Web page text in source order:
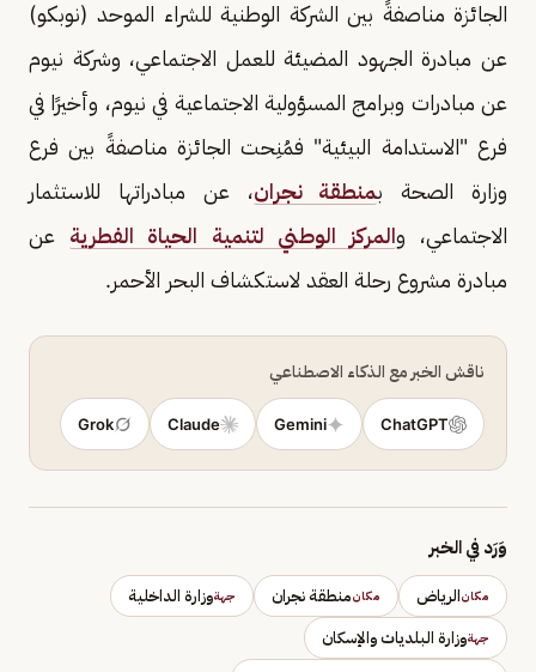
الجائزة مناصفةً بين الشركة الوطنية للشراء الموحد (نوبكو)
عن مبادرة الجهود المضيئة للعمل الاجتماعي، وشركة نيوم
عن مبادرات وبرامج المسؤولية الاجتماعية في نيوم، وأخيرًا في
فرع "الاستدامة البيئية" فمُنِحت الجائزة مناصفةً بين فرع
وزارة الصحة بمنطقة نجران، عن مبادراتها للاستثمار
الاجتماعي، والمركز الوطني لتنمية الحياة الفطرية عن
مبادرة مشروع رحلة العقد لاستكشاف البحر الأحمر.
ناقش الخبر مع الذكاء الاصطناعي
ChatGPT
Gemini
Claude
Grok
وَرَد في الخبر
مكانالرياض مكانمنطقة نجران جهةوزارة الداخلية
جهةوزارة البلديات والإسكان